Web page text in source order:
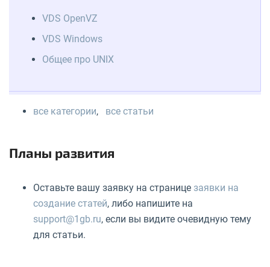
VDS OpenVZ
VDS Windows
Общее про UNIX
все категории, все статьи
Планы развития
Оставьте вашу заявку на странице заявки на
создание статей, либо напишите на
support@1gb.ru, если вы видите очевидную тему
для статьи.